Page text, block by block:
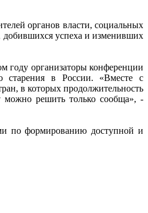
органов власти, социальных
добившихся успеха и изменивших
году организаторы конференции
старения в России. «Вместе с
в которых продолжительность
можно решить только сообща», -
по формированию доступной и